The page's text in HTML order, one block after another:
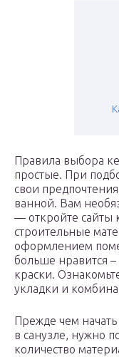
Правила выбора
простые. При
свои
ванной. Вам
— откройте сайты
строительные
оформлением
больше нравится
краски.
укладки и
Прежде чем
в санузле, нужно
количество